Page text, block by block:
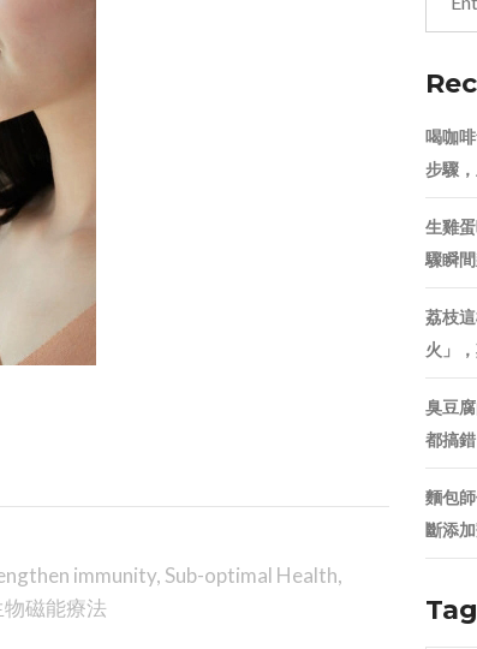
immunity, Sub-optimal Health,
物磁能療法
喝咖
步驟
生雞
驟瞬
荔枝
火」
臭豆
都搞
麵包
斷添